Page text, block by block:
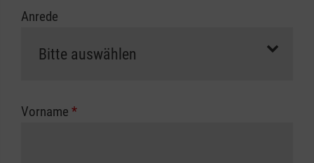
erfolgt eine Abrechnung der vollen Kursgebühr
Die notwendigen Formulare für die
zuständigen Berufsgenossenschaft oder
Anrede
Vorname *